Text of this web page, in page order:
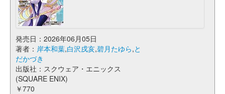
発売日：2026年06月05日
著者： 岸本和葉,白沢戌亥,碧月たゆら,と
だかづき
出版社：スクウェア・エニックス
(SQUARE ENIX)
￥770